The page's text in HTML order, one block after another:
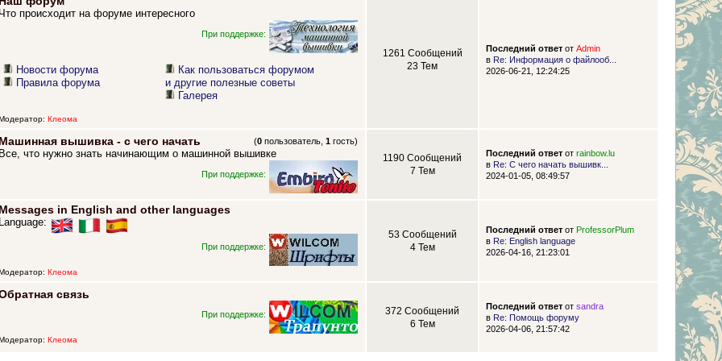
происходит на форуме интересного
При поддержке:
Новости форума
Правила форума
Как пользоваться форумом
и другие полезные советы
Галерея
Клеома
1261 Сообщений
23 Тем
Последний ответот Admin
в Re: Информация о файлооб...
2026-06-21, 12:24:25
вышивка - с чего начать (0 пользователь,1 гость)
что нужно знать начинающим о машинной вышивке
При поддержке:
1190 Сообщений
7 Тем
Последний ответот rainbow.lu
в Re: С чего начать вышивк...
2024-01-05, 08:49:57
in English and other languages
При поддержке:
Клеома
53 Сообщений
4 Тем
Последний ответот ProfessorPlum
в Re: English language
2026-04-16, 21:23:01
связь
При поддержке:
Клеома
372 Сообщений
6 Тем
Последний ответот sandra
в Re: Помощь форуму
2026-04-06, 21:57:42